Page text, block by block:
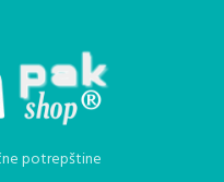
potrepštine